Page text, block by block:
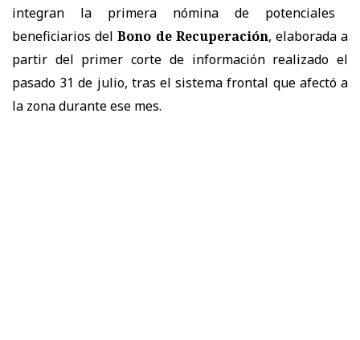
integran la primera nómina de potenciales
beneficiarios delBono de Recuperación, elaborada a
partir del primer corte de información realizado el
pasado 31 de julio, tras el sistema frontal que afectó a
la zona durante ese mes.